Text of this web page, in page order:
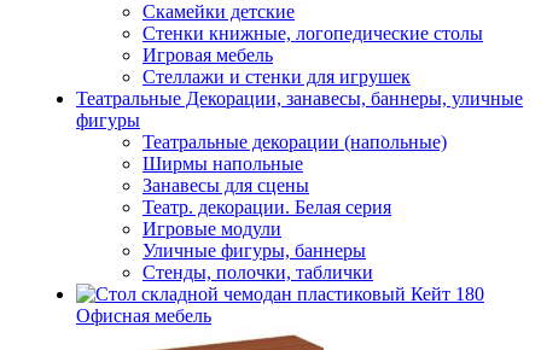
Скамейки детские
Стенки книжные, логопедические столы
Игровая мебель
Стеллажи и стенки для игрушек
Театральные Декорации, занавесы, баннеры, уличные
фигуры
Театральные декорации (напольные)
Ширмы напольные
Занавесы для сцены
Театр. декорации. Белая серия
Игровые модули
Уличные фигуры, баннеры
Стенды, полочки, таблички
Офисная мебель